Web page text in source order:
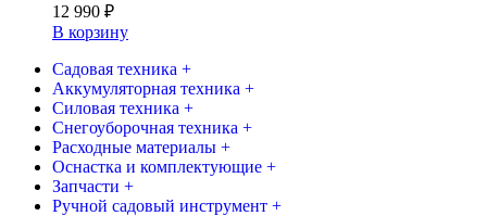
12 990 ₽
В корзину
Садовая техника +
Аккумуляторная техника +
Силовая техника +
Снегоуборочная техника +
Расходные материалы +
Оснастка и комплектующие +
Запчасти +
Ручной садовый инструмент +